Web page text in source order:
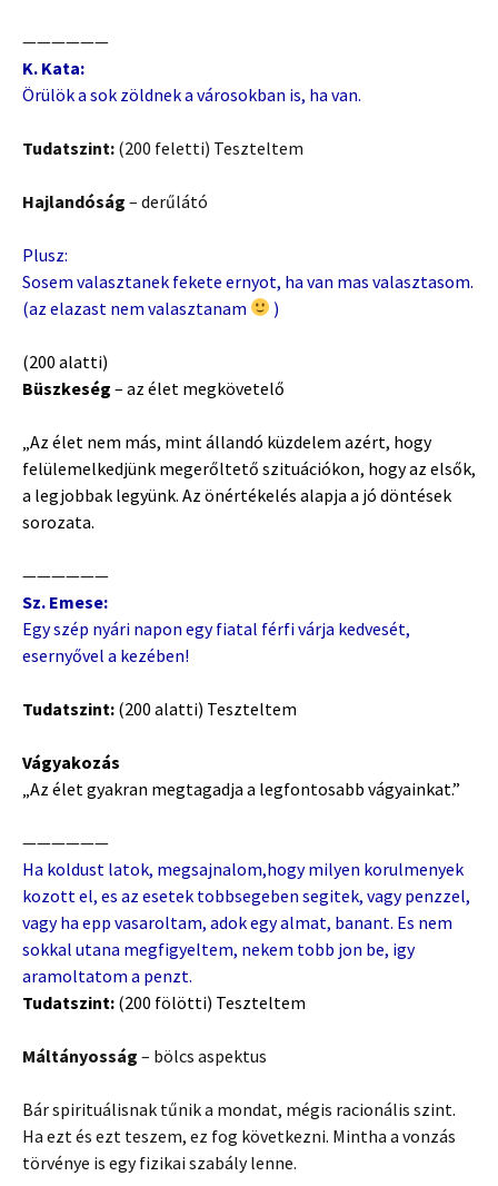
——————
K. Kata:
Örülök a sok zöldnek a városokban is, ha van.
Tudatszint: (200 feletti) Teszteltem
Hajlandóság – derűlátó
Plusz:
Sosem valasztanek fekete ernyot, ha van mas valasztasom.
(az elazast nem valasztanam
)
(200 alatti)
Büszkeség – az élet megkövetelő
„Az élet nem más, mint állandó küzdelem azért, hogy
felülemelkedjünk megerőltető szituációkon, hogy az elsők,
a legjobbak legyünk. Az önértékelés alapja a jó döntések
sorozata.
——————
Sz. Emese:
Egy szép nyári napon egy fiatal férfi várja kedvesét,
esernyővel a kezében!
Tudatszint: (200 alatti) Teszteltem
Vágyakozás
„Az élet gyakran megtagadja a legfontosabb vágyainkat.”
——————
Ha koldust latok, megsajnalom,hogy milyen korulmenyek
kozott el, es az esetek tobbsegeben segitek, vagy penzzel,
vagy ha epp vasaroltam, adok egy almat, banant. Es nem
sokkal utana megfigyeltem, nekem tobb jon be, igy
aramoltatom a penzt.
Tudatszint: (200 fölötti) Teszteltem
Máltányosság – bölcs aspektus
Bár spirituálisnak tűnik a mondat, mégis racionális szint.
Ha ezt és ezt teszem, ez fog következni. Mintha a vonzás
törvénye is egy fizikai szabály lenne.